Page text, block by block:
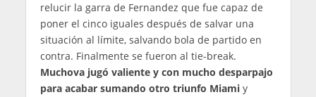
relucir la garra de Fernandez que fue capaz de
poner el cinco iguales después de salvar una
situación al límite, salvando bola de partido en
contra. Finalmente se fueron al tie-break.
Muchova jugó valiente y con mucho desparpajo
para acabar sumando otro triunfo Miamiy